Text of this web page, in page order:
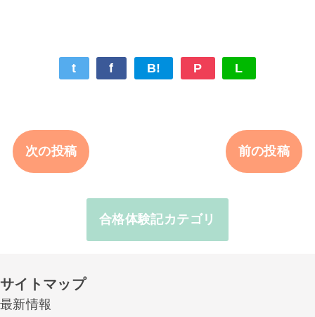
t f B! P L
次の投稿 前の投稿
合格体験記カテゴリ
サイトマップ
最新情報